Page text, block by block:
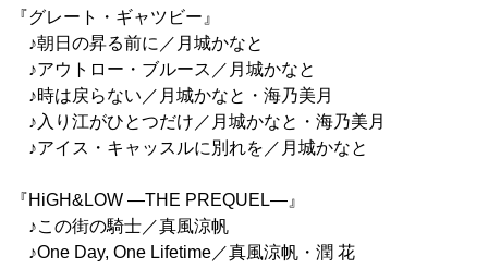
『グレート・ギャツビー』
♪朝日の昇る前に／月城かなと
♪アウトロー・ブルース／月城かなと
♪時は戻らない／月城かなと・海乃美月
♪入り江がひとつだけ／月城かなと・海乃美月
♪アイス・キャッスルに別れを／月城かなと
『HiGH&LOW ―THE PREQUEL―』
♪この街の騎士／真風涼帆
♪One Day, One Lifetime／真風涼帆・潤 花